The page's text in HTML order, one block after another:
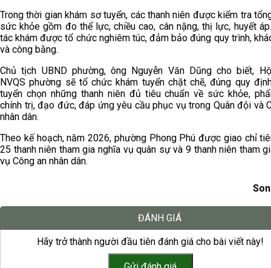
Trong thời gian khám sơ tuyển, các thanh niên được kiểm tra
sức khỏe gồm đo thể lực, chiều cao, cân nặng, thị lực, huyết
tác khám được tổ chức nghiêm túc, đảm bảo đúng quy trình,
và công bằng.
Chủ tịch UBND phường, ông Nguyễn Văn Dũng cho biết,
NVQS phường sẽ tổ chức khám tuyển chặt chẽ, đúng quy
tuyển chọn những thanh niên đủ tiêu chuẩn về sức khỏe,
chính trị, đạo đức, đáp ứng yêu cầu phục vụ trong Quân đội và
nhân dân.
Theo kế hoạch, năm 2026, phường Phong Phú được giao chỉ
25 thanh niên tham gia nghĩa vụ quân sự và 9 thanh niên tham
vụ Công an nhân dân.
ĐÁNH GIÁ
Hãy trở thành người đầu tiên đánh giá cho bài viết này!